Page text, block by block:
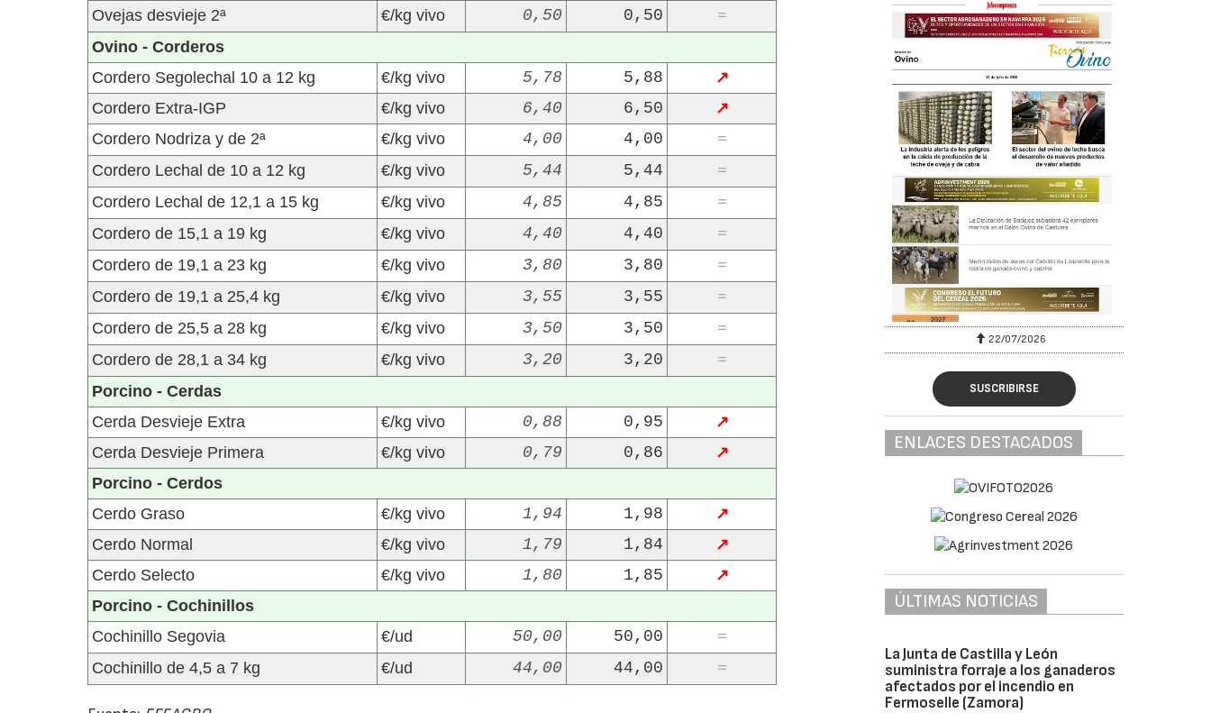
Ovejas desvieje 2ª
€/kg vivo 0,50 0,50
=
Ovino - Corderos
Cordero Segolechal 10 a 12 kg
€/kg vivo 5,78 5,88
↗
Cordero Extra-IGP
€/kg vivo 6,40 6,50
↗
Cordero Nodriza y de 2ª
€/kg vivo 4,00 4,00
=
Cordero Lechal de 10 a 12 kg
€/kg vivo 5,44 5,44
=
Cordero Lechal de 12,1 a 15 kg
€/kg vivo 4,85 4,85
=
Cordero de 15,1 a 19 kg
€/kg vivo 4,40 4,40
=
Cordero de 19,1 a 23 kg
€/kg vivo 3,80 3,80
=
Cordero de 19,1 a 25,4 kg
€/kg vivo 3,55 3,55
=
Cordero de 25,5 a 28 kg
€/kg vivo 3,50 3,50
=
Cordero de 28,1 a 34 kg
€/kg vivo 3,20 3,20
=
Porcino - Cerdas
Cerda Desvieje Extra
€/kg vivo 0,88 0,95
↗
Cerda Desvieje Primera
€/kg vivo 0,79 0,86
↗
Porcino - Cerdos
Cerdo Graso
€/kg vivo 1,94 1,98
↗
Cerdo Normal
€/kg vivo 1,79 1,84
↗
Cerdo Selecto
€/kg vivo 1,80 1,85
↗
Porcino - Cochinillos
Cochinillo Segovia
€/ud 50,00 50,00
=
Cochinillo de 4,5 a 7 kg
€/ud 44,00 44,00 =
22/07/2026 22/07/2026
SUSCRIBIRSE
ENLACES DESTACADOS
ÚLTIMAS NOTICIAS
La Junta de Castilla y León
suministra forraje a los ganaderos
afectados por el incendio en
Fermoselle (Zamora)